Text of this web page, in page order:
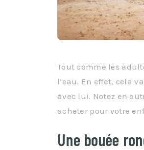
Tout comme les
l’eau. En effet, cela
avec lui. Notez en
acheter pour votre
Une bouée